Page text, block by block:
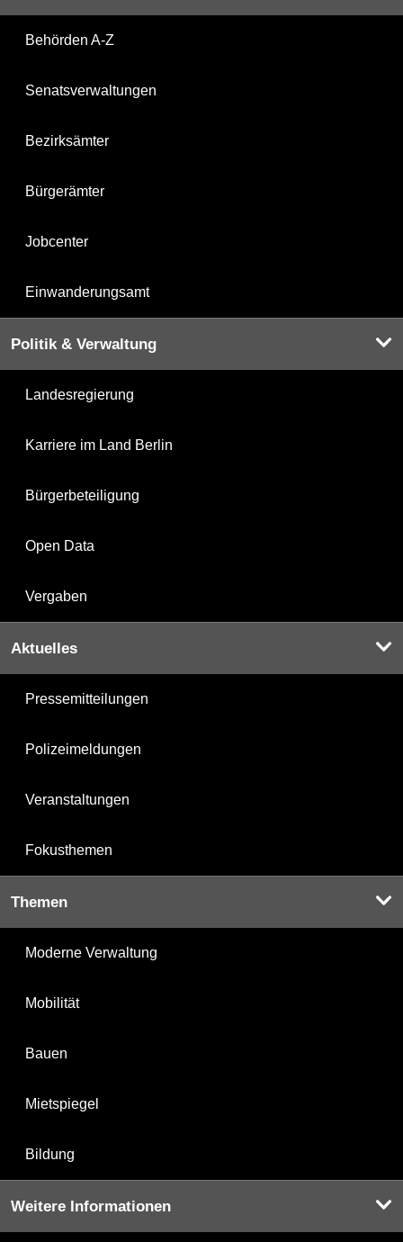
Behörden A-Z
Senatsverwaltungen
Bezirksämter
Bürgerämter
Jobcenter
Einwanderungsamt
Politik & Verwaltung
Landesregierung
Karriere im Land Berlin
Bürgerbeteiligung
Open Data
Vergaben
Aktuelles
Pressemitteilungen
Polizeimeldungen
Veranstaltungen
Fokusthemen
Themen
Moderne Verwaltung
Mobilität
Bauen
Mietspiegel
Bildung
Weitere Informationen